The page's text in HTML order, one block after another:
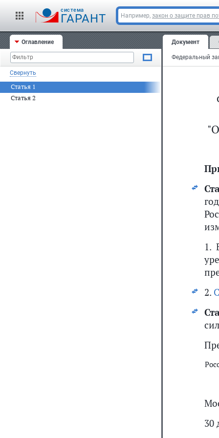
cистема
ГАРАНТ Например, закон о защите прав
Оглавление
Свернуть
Статья 1
Статья 2
Документ
1.
2.
30